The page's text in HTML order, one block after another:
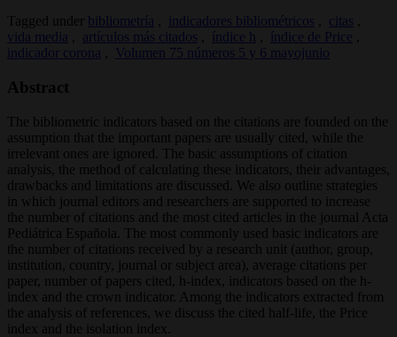
Tagged under
bibliometría indicadores bibliométricos citas
vida media
artículos más citados índice h índice de Price
indicador corona
Volumen 75 números 5 y 6 mayojunio
Abstract
The bibliometric indicators based on the citations are founded on the
assumption that the important papers are usually cited, while the
irrelevant ones are ignored. The basic assumptions of citation
analysis, the method of calculating these indicators, their advantages,
drawbacks and limitations are discussed. We also outline strategies
in which journal editors and researchers are supported to increase
the number of citations and the most cited articles in the journal Acta
Pediátrica Española. The most commonly used basic indicators are
the number of citations received by a research unit (author, group,
institution, country, journal or subject area), average citations per
paper, number of papers cited, h-index, indicators based on the h-
index and the crown indicator. Among the indicators extracted from
the analysis of references, we discuss the cited half-life, the Price
index and the isolation index.